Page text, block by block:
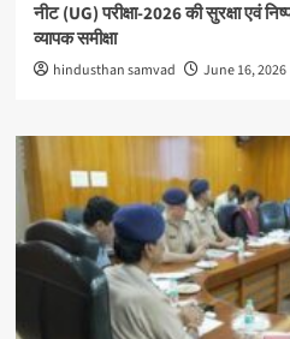
नीट (UG) परीक्षा-2026 की सुरक्षा एवं
व्यापक समीक्षा
hindusthan samvad June 16, 2026